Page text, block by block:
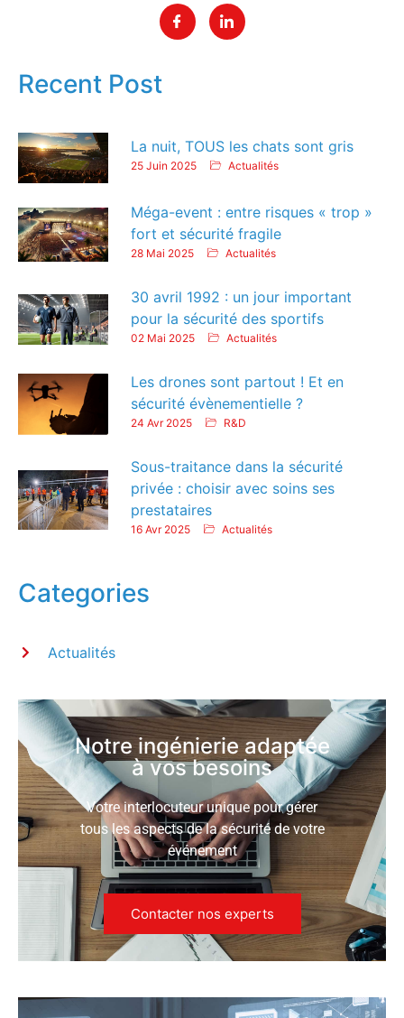
Recent Post
La nuit, TOUS les chats sont gris
25 Juin 2025 Actualités
Méga-event : entre risques « trop »
fort et sécurité fragile
28 Mai 2025 Actualités
30 avril 1992 : un jour important
pour la sécurité des sportifs
02 Mai 2025 Actualités
Les drones sont partout ! Et en
sécurité évènementielle ?
24 Avr 2025 R&D
Sous-traitance dans la sécurité
privée : choisir avec soins ses
prestataires
16 Avr 2025 Actualités
Categories
Actualités
Notre ingénierie adaptée
à vos besoins
Votre interlocuteur unique pour gérer
tous les aspects de la sécurité de votre
événement
Contacter nos experts